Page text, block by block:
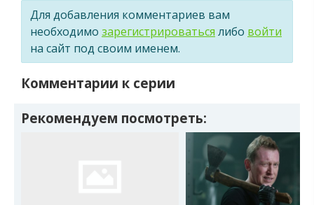
Для добавления комментариев вам
необходимо зарегистрироваться либо войти
на сайт под своим именем.
Комментарии к серии
Рекомендуем посмотреть: